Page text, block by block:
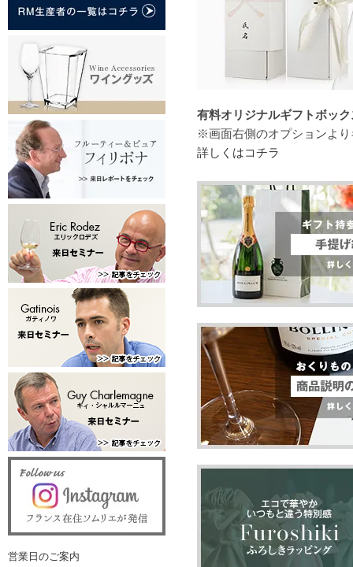
有料オリジナルギフトボッ
※画面右側のオプションよ
詳しくはコチラ
営業日のご案内